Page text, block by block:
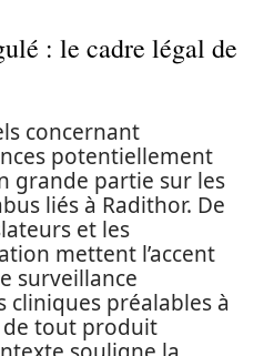
: le cadre légal de
concernant
potentiellement
grande partie sur les
liés à Radithor. De
et les
mettent l’accent
surveillance
cliniques préalables à
tout produit